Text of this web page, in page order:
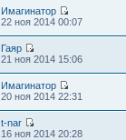
Имагинатор
22 ноя 2014 00:07
Гаяр
21 ноя 2014 15:06
Имагинатор
20 ноя 2014 22:31
t-nar
16 ноя 2014 20:28